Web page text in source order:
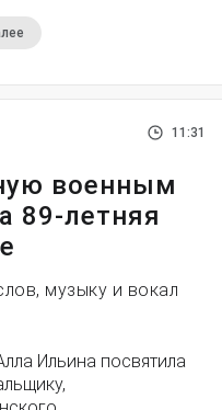
11:31
военным
89-летняя
музыку и вокал
Ильина посвятила